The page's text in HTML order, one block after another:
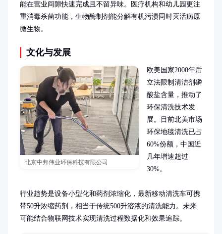
能在营业间隙快速完成且不留异味。医疗机构和幼儿园更注
重消毒杀菌功能，生物酶制剂能分解有机污渍同时灭活病原
微生物。
文化与发展
北京中邦伟业环保科技有限公司
欧美国家2000年后
立法限制清洁剂磷
酸盐含量，推动了
环保清洗技术发
展。目前北美市场
环保地毯清洗已占
60%份额，中国近
几年增速超过
30%。
行业趋势是设备小型化和药剂浓缩化，最新移动清洗车可携
带50升浓缩药剂，相当于传统500升溶液的清洗能力。未来
可能结合物联网技术实现清洗过程数据化和效果追踪。